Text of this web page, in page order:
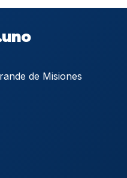
de Misiones